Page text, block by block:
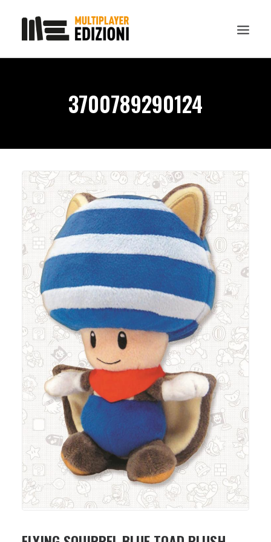
GADGET
NEWS
CONTATTI
CHI SIAMO
DOWNLOAD
RICERCA
3700789290124